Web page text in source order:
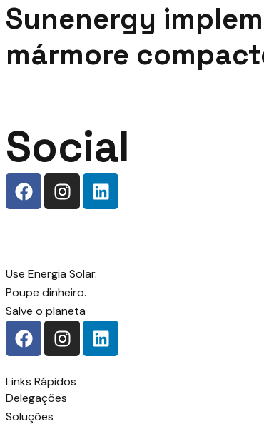
Sunenergy
mármore
Social
Use Energia Solar.
Poupe dinheiro.
Salve o planeta
Links Rápidos
Delegações
Soluções